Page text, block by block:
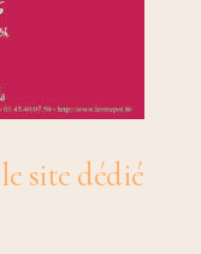
site dédié